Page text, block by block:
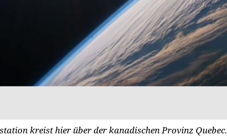
kreist hier über der kanadischen Provinz Quebec.